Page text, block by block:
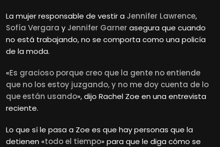
La mujer responsable de vestir a Jennifer Lawrence,
Sofía Vergara y Jennifer Garner asegura que cuando
no está trabajando, no se comporta como una policía
de la moda.
«Es gracioso porque creo que la gente no entiende
que no los estoy juzgando, y no me doy cuenta de lo
que están usando», dijo Rachel Zoe en una entrevista
reciente.
Lo que sí le pasa a Zoe es que hay personas que la
detienen «todo el tiempo» para que le diga cómo se